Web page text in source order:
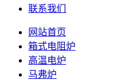
联系我们
网站首页
箱式电阻炉
高温电炉
马弗炉